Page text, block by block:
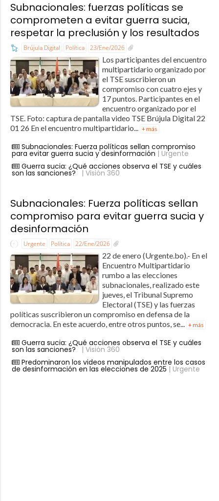
Subnacionales: fuerzas políticas se
comprometen a evitar guerra sucia,
respetar la preclusión y los resultados
Brújula Digital Política 23/Ene/2026
Los participantes del encuentro
multipartidario organizado por
el TSE suscribieron un
compromiso con cuatro ejes y
17 puntos. Participantes en el
encuentro organizado por el
TSE. Foto: captura de pantalla video TSE Brújula Digital 22
01 26 En el encuentro multipartidario... + más
Subnacionales: Fuerza políticas sellan compromiso
para evitar guerra sucia y desinformación | Urgente
Guerra sucia: ¿Qué acciones observa el TSE y cuáles
son las sanciones? | Visión 360
Subnacionales: Fuerza políticas sellan
compromiso para evitar guerra sucia y
desinformación
Urgente Política 22/Ene/2026
22 de enero (Urgente.bo).- En el
Encuentro Multipartidario
rumbo a las elecciones
subnacionales, realizado este
jueves, el Tribunal Supremo
Electoral (TSE) y las fuerzas
políticas suscribieron un compromiso en defensa de la
democracia. En este acuerdo, entre otros puntos, se... + más
Guerra sucia: ¿Qué acciones observa el TSE y cuáles
son las sanciones? | Visión 360
Predominaron los videos manipulados entre los casos
de desinformación en las elecciones de 2025 | Urgente